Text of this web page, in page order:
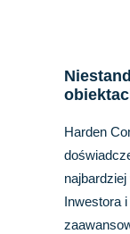
Harden
Inwestora